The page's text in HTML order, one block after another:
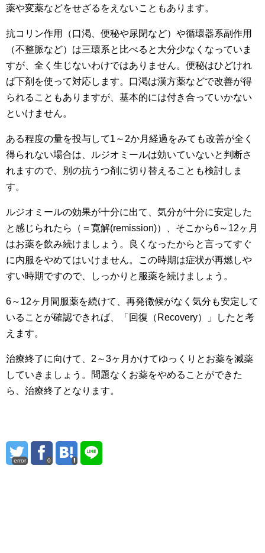
薬や変薬などをせざるをえないこともあります。
抗コリン作用（口渇、便秘や尿閉など）や循環器系副作用
（不整脈など）は三環系と比べると大分少なくなっていま
すが、全く生じないわけではありません。便秘はひどけれ
ば下剤を使って対応します。口渇は漢方薬などで改善が得
られることもありますが、基本的には付き合っていかない
といけません。
ある程度の量を投与して1～2か月経過をみても改善が全く
得られない場合は、ルジオミールは効いていないと判断さ
れますので、別の抗うつ剤に切り替えることも検討しま
す。
ルジオミールの効果が十分に出て、気分が十分に安定した
と感じられたら（＝寛解(remission)）、そこから6～12ヶ月
はお薬を飲み続けましょう。良くなったからと言ってすぐ
に内服をやめてはいけません。この時期は症状が再燃しや
すい時期ですので、しっかりと服薬を続けましょう。
6～12ヶ月間服薬を続けて、再発徴候がなく気分も安定して
いることが確認できれば、「回復（Recovery）」したと考
えます。
治療終了に向けて、2～3ヶ月かけてゆっくりとお薬を減薬
していきましょう。問題なくお薬をやめることができた
ら、治療終了となります。
error 0